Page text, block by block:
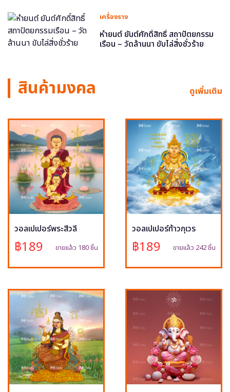
เครื่องราง
หำยนต์ ยันต์ศักดิ์สิทธิ์ สถาปัตยกรรม
เรือน – วัดล้านนา ขับไล่สิ่งชั่วร้าย
สินค้ามงคล ดูเพิ่มเติม
วอลเปเปอร์พระสีวลี
฿189 ขายแล้ว 180 ชิ้น
วอลเปเปอร์ท้าวกุเวร
฿189 ขายแล้ว 242 ชิ้น